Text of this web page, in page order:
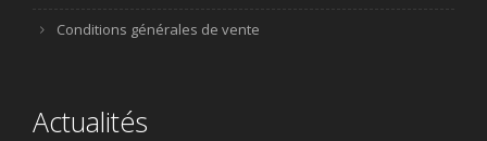
Conditions générales de vente
Actualités